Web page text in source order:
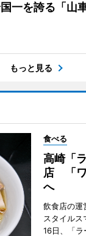
一を誇る「山
もっと見る
食べる
高崎「
店 「ワ
へ
飲食店の運
スタイルス
16日、「ラ